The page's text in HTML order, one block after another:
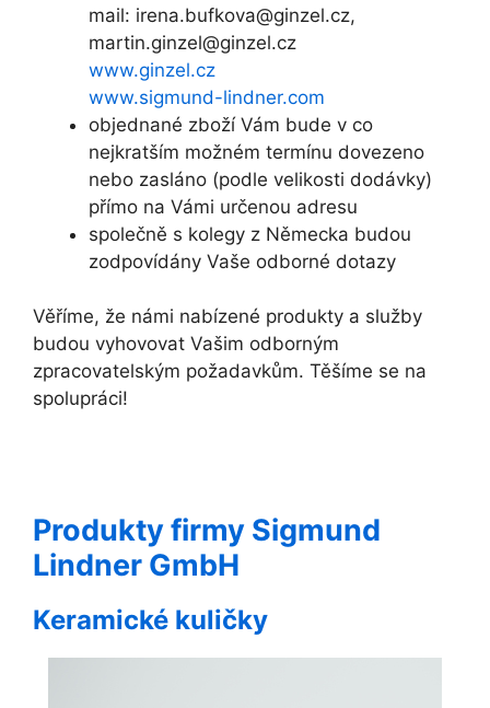
mail: irena.bufkova@ginzel.cz,
martin.ginzel@ginzel.cz
www.ginzel.cz
www.sigmund-lindner.com
objednané zboží Vám bude v co
nejkratším možném termínu dovezeno
nebo zasláno (podle velikosti dodávky)
přímo na Vámi určenou adresu
společně s kolegy z Německa budou
zodpovídány Vaše odborné dotazy
Věříme, že námi nabízené produkty a služby
budou vyhovovat Vašim odborným
zpracovatelským požadavkům. Těšíme se na
spolupráci!
Produkty firmy Sigmund
Lindner GmbH
Keramické kuličky